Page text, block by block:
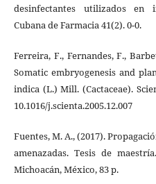
desinfectantes utilizados en
Cubana de Farmacia 41(2). 0-0.
Ferreira, F., Fernandes, F.,
Somatic embryogenesis and
indica (L.) Mill. (Cactaceae).
10.1016/j.scienta.2005.12.007
Fuentes, M. A., (2017).
amenazadas. Tesis de
Michoacán, México, 83 p.